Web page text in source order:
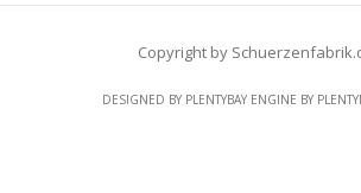
Copyright by
DESIGNED BY PLENTYBAYENGINE BY